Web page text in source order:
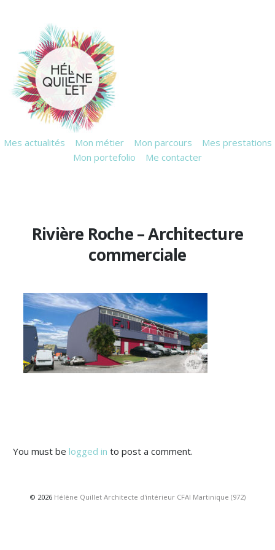
Mes actualités Mon métier Mon parcours
Mes prestations
Mon portefolio
Me contacter
Rivière Roche – Architecture
commerciale
You must belogged in to post a comment.
© 2026 Hélène Quillet Architecte d'intérieur CFAI Martinique (972)